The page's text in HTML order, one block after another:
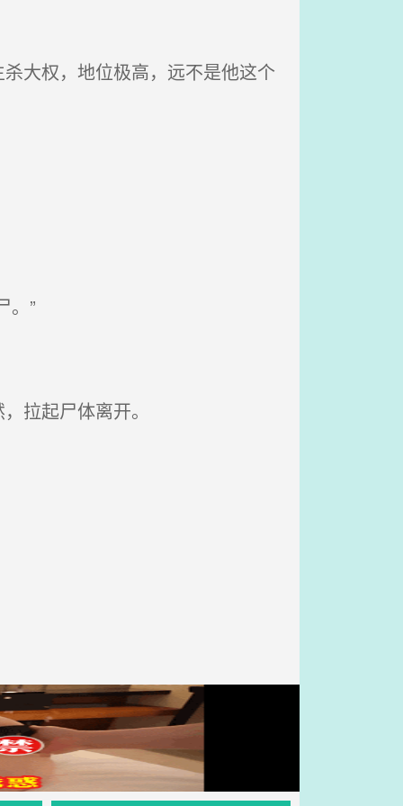
大权，地位极高，远不是他这个
。”
拉起尸体离开。